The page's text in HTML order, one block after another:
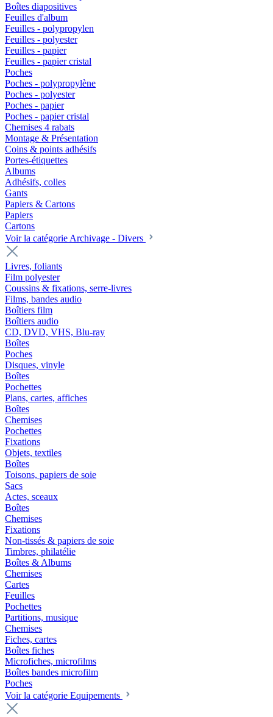
Boîtes diapositives
Feuilles d'album
Feuilles - polypropylen
Feuilles - polyester
Feuilles - papier
Feuilles - papier cristal
Poches
Poches - polypropylène
Poches - polyester
Poches - papier
Poches - papier cristal
Chemises 4 rabats
Montage & Présentation
Coins & points adhésifs
Portes-étiquettes
Albums
Adhésifs, colles
Gants
Papiers & Cartons
Papiers
Cartons
Voir la catégorie Archivage - Divers
Livres, foliants
Film polyester
Coussins & fixations, serre-livres
Films, bandes audio
Boîtiers film
Boîtiers audio
CD, DVD, VHS, Blu-ray
Boîtes
Poches
Disques, vinyle
Boîtes
Pochettes
Plans, cartes, affiches
Boîtes
Chemises
Pochettes
Fixations
Objets, textiles
Boîtes
Toisons, papiers de soie
Sacs
Actes, sceaux
Boîtes
Chemises
Fixations
Non-tissés & papiers de soie
Timbres, philatélie
Boîtes & Albums
Chemises
Cartes
Feuilles
Pochettes
Partitions, musique
Chemises
Fiches, cartes
Boîtes fiches
Microfiches, microfilms
Boîtes bandes microfilm
Poches
Voir la catégorie Equipements